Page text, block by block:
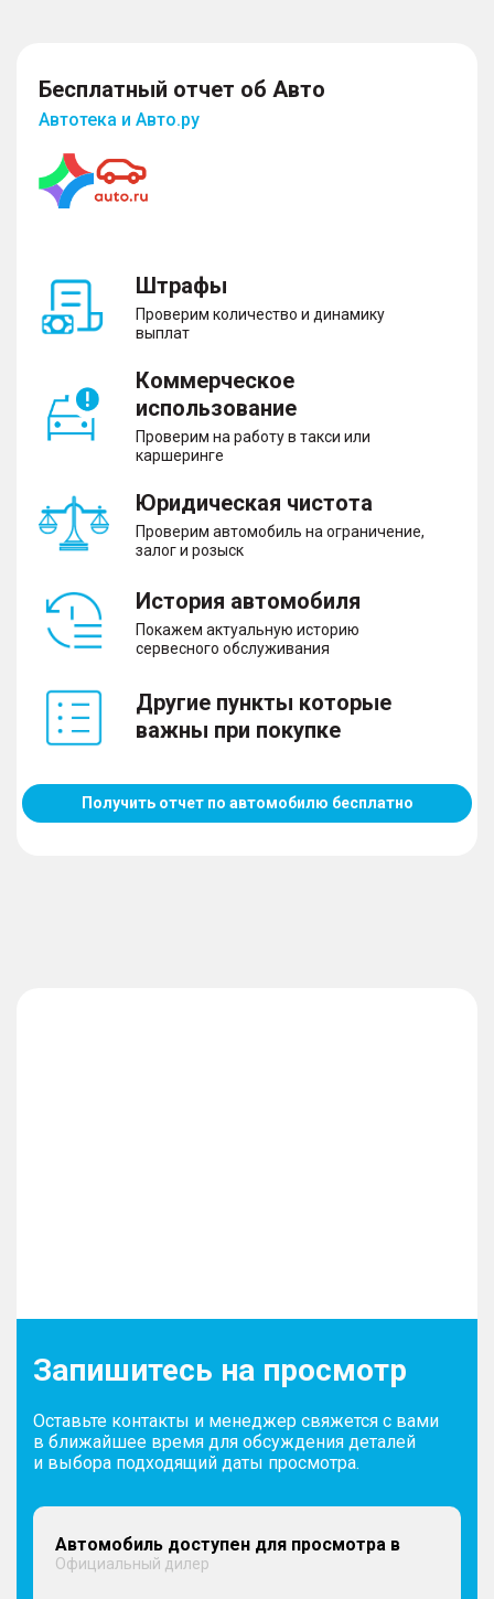
Бесплатный отчет об Авто
Автотека и Авто.ру
Штрафы
Проверим количество и динамику
выплат
Коммерческое
использование
Проверим на работу в такси или
каршеринге
Юридическая чистота
Проверим автомобиль на ограничение,
залог и розыск
История автомобиля
Покажем актуальную историю
сервесного обслуживания
Другие пункты которые
важны при покупке
Получить отчет по автомобилю бесплатно
Запишитесь на просмотр
Оставьте контакты и менеджер свяжется с вами
в ближайшее время для обсуждения деталей
и выбора подходящий даты просмотра.
Автомобиль доступен для просмотра в
Официальный дилер